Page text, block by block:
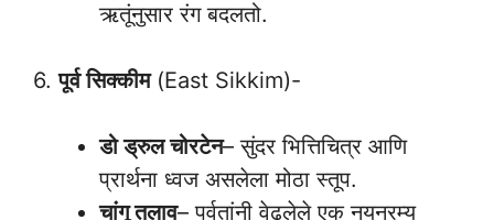
ऋतूंनुसार रंग बदलतो.
6.पूर्व सिक्कीम(East Sikkim)-
डो ड्रुल चोरटेन– सुंदर भित्तिचित्र आणि
प्रार्थना ध्वज असलेला मोठा स्तूप.
चांगू तलाव– पर्वतांनी वेढलेले एक नयनरम्य